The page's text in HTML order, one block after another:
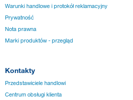
Warunki handlowe i protokół reklamacyjny
Prywatność
Nota prawna
Marki produktów - przegląd
Kontakty
Przedstawiciele handlowi
Centrum obsługi klienta